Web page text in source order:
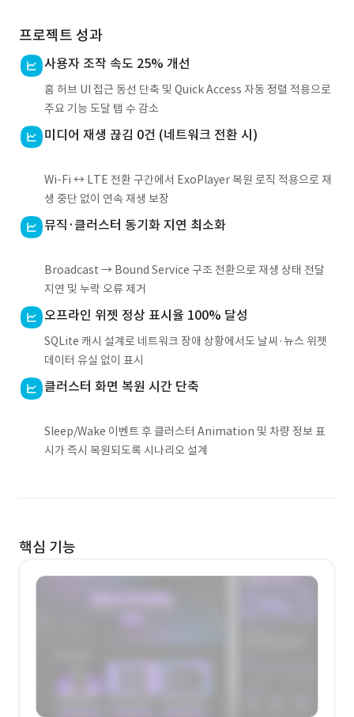
프로젝트 성과
사용자 조작 속도 25% 개선
홈 허브 UI 접근 동선 단축 및 Quick Access 자동 정렬 적용으로
주요 기능 도달 탭 수 감소
미디어 재생 끊김 0건 (네트워크 전환 시)
Wi-Fi ↔ LTE 전환 구간에서 ExoPlayer 복원 로직 적용으로 재
생 중단 없이 연속 재생 보장
뮤직·클러스터 동기화 지연 최소화
Broadcast → Bound Service 구조 전환으로 재생 상태 전달
지연 및 누락 오류 제거
오프라인 위젯 정상 표시율 100% 달성
SQLite 캐시 설계로 네트워크 장애 상황에서도 날씨·뉴스 위젯
데이터 유실 없이 표시
클러스터 화면 복원 시간 단축
Sleep/Wake 이벤트 후 클러스터 Animation 및 차량 정보 표
시가 즉시 복원되도록 시나리오 설계
핵심 기능